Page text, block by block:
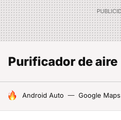
Purificador de aire
HOY SE HABLA DE
Android Auto Google Maps